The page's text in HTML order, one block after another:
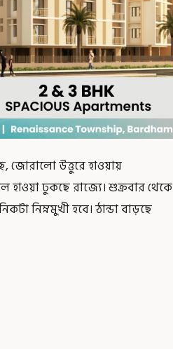
উত্তুরে হাওয়ায়
হাওয়া ঢুকছে রাজ্যে। শুক্রবার থেকে
নিম্নমুখী হবে। ঠান্ডা বাড়ছে